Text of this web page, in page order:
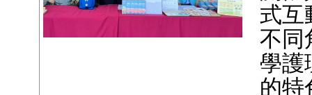
式互
不同
學護
的特